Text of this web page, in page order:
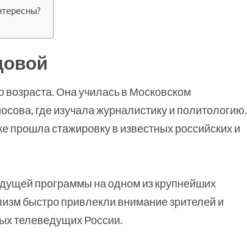
возраста. Она училась в Московском
где изучала журналистику и политологию.
прошла стажировку в известных российских и
программы на одном из крупнейших
быстро привлекли внимание зрителей и
телеведущих России.